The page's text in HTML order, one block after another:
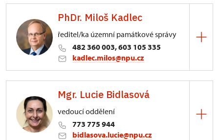
PhDr. Miloš Kadlec
ředitel/ka územní památkové správy
482 360 003, 603 105 335
kadlec.milos@npu.cz
3/, Sychrov 3
Mgr. Lucie Bidlasová
vedoucí oddělení
773 775 944
bidlasova.lucie@npu.cz